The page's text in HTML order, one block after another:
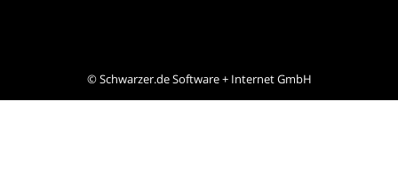
©Schwarzer.de Software + Internet GmbH